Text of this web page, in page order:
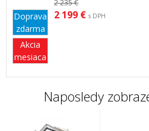
Doprava
zdarma
Akcia
mesiaca
2 235 €
2 199 € s DPH
Naposledy